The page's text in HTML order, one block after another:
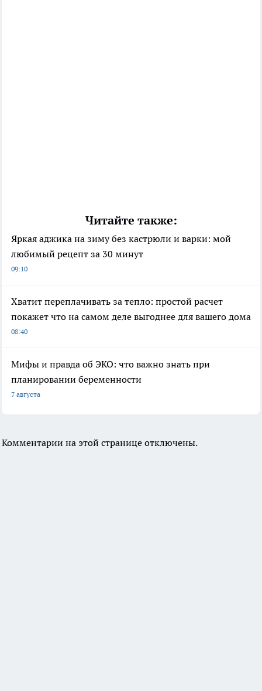
Читайте также:
Яркая аджика на зиму без кастрюли и варки: мой
любимый рецепт за 30 минут
09:10
Хватит переплачивать за тепло: простой расчет
покажет что на самом деле выгоднее для вашего дома
08:40
Мифы и правда об ЭКО: что важно знать при
планировании беременности
7 августа
Комментарии на этой странице отключены.